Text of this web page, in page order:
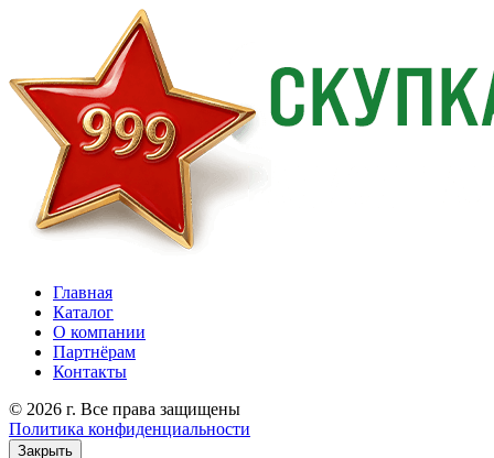
Главная
Каталог
О компании
Партнёрам
Контакты
© 2026 г. Все права защищены
Политика конфиденциальности
Закрыть